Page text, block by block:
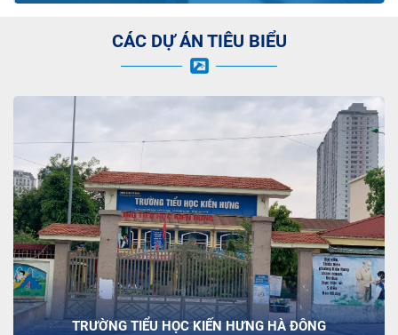
CÁC DỰ ÁN TIÊU BIỂU
TRƯỜNG TIỂU HỌC KIẾN HƯNG HÀ ĐÔNG